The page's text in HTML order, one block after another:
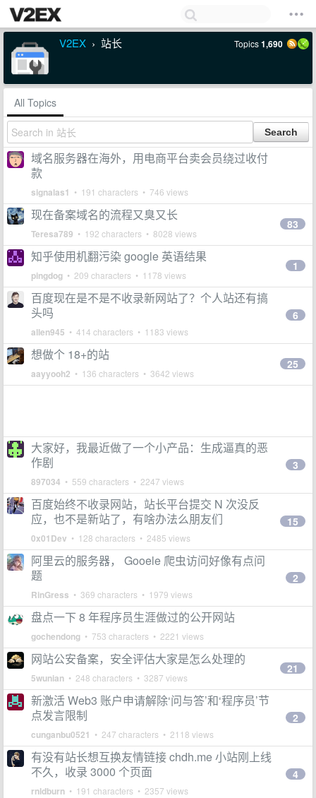
V2EX › 站长 Topics1,690
All Topics
域名服务器在海外，用电商平台卖会员绕过收付
款
signalas1 • 191 characters • 746 views
现在备案域名的流程又臭又长
Teresa789 • 192 characters • 8028 views
83
知乎使用机翻污染 google 英语结果
pingdog • 209 characters • 1178 views
1
百度现在是不是不收录新网站了？个人站还有搞
头吗
allen945 • 414 characters • 1183 views
6
想做个 18+的站
aayyooh2 • 136 characters • 3642 views
25
大家好，我最近做了一个小产品：生成逼真的恶
作剧
897034 • 559 characters • 2247 views
3
百度始终不收录网站，站长平台提交 N 次没反
应，也不是新站了，有啥办法么朋友们
0x01Dev • 128 characters • 2485 views
15
阿里云的服务器， Gooele 爬虫访问好像有点问
题
RinGress • 369 characters • 1979 views
2
盘点一下 8 年程序员生涯做过的公开网站
gochendong • 753 characters • 2221 views
网站公安备案，安全评估大家是怎么处理的
5wunian • 248 characters • 3287 views
21
新激活 Web3 账户申请解除‘问与答’和‘程序员’节
点发言限制
cunganbu0521 • 247 characters • 2118 views
2
有没有站长想互换友情链接 chdh.me 小站刚上线
不久，收录 3000 个页面
rnldburn • 191 characters • 2357 views
4